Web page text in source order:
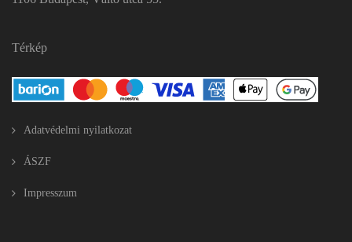
Térkép
Adatvédelmi nyilatkozat
ÁSZF
Impresszum